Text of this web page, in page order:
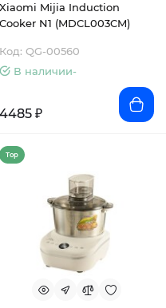
Xiaomi Mijia Induction
Cooker N1 (MDCL003CM)
Код: QG-00560
В наличии-
4485 ₽
Top